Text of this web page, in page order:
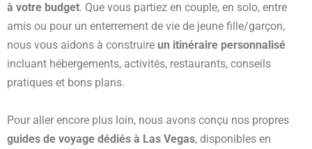
à votre budget. Que vous partiez en couple, en solo, entre
amis ou pour un enterrement de vie de jeune fille/garçon,
nous vous aidons à construire un itinéraire personnalisé
incluant hébergements, activités, restaurants, conseils
pratiques et bons plans.
Pour aller encore plus loin, nous avons conçu nos propres
guides de voyage dédiés à Las Vegas, disponibles en